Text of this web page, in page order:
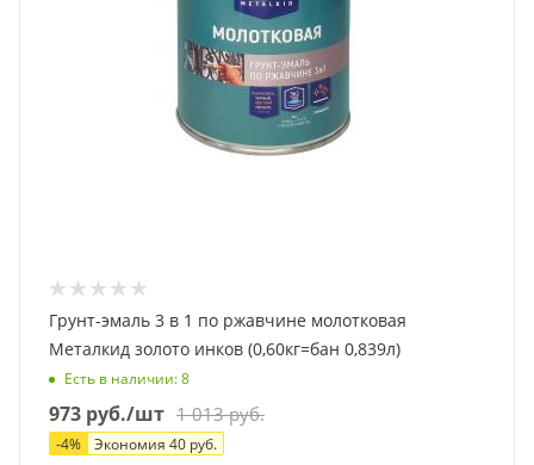
Грунт-эмаль 3 в 1 по ржавчине молотковая
Металкид золото инков (0,60кг=бан 0,839л)
Есть в наличии: 8
973 руб./шт 1 013руб.
-4% Экономия 40 руб.